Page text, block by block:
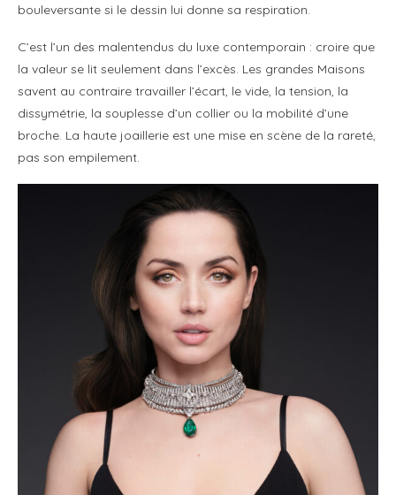
bouleversante si le dessin lui donne sa respiration.
C’est l’un des malentendus du luxe contemporain : croire que
la valeur se lit seulement dans l’excès. Les grandes Maisons
savent au contraire travailler l’écart, le vide, la tension, la
dissymétrie, la souplesse d’un collier ou la mobilité d’une
broche. La haute joaillerie est une mise en scène de la rareté,
pas son empilement.